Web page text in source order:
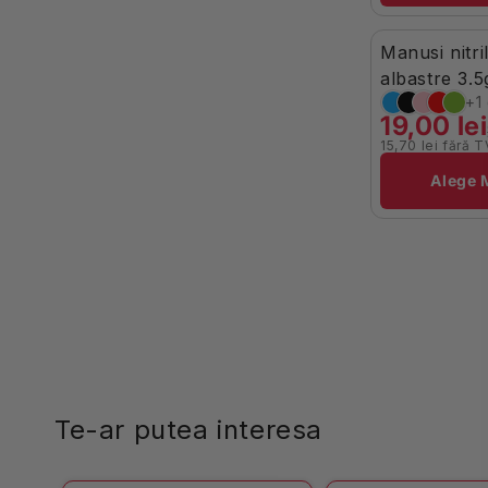
-7% În Stoc
Manusi
albastre
100buc
19,00 lei
15,70 lei fără
Brand:
Alege
Te-ar putea interesa